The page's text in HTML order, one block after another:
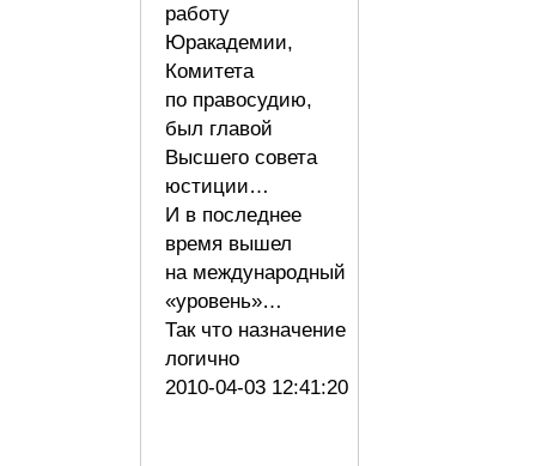
работу
Юракадемии,
Комитета
по правосудию,
был главой
Высшего совета
юстиции…
И в последнее
время вышел
на международный
«уровень»…
Так что назначение
логично
2010-04-03 12:41:20